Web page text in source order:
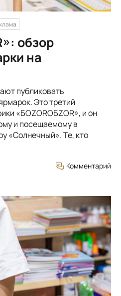
обзор
на
публиковать
Это третий
«БОZORОБZOR», и он
и посещаемому в
«Солнечный». Те, кто
Комментарий